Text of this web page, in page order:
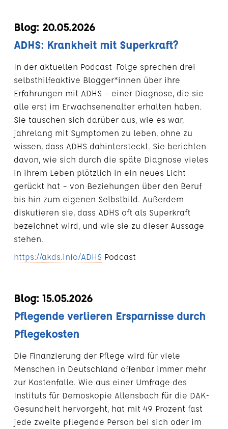
Blog: 20.05.2026
ADHS: Krankheit mit Superkraft?
In der aktuellen Podcast-Folge sprechen drei
selbsthilfeaktive Blogger*innen über ihre
Erfahrungen mit ADHS – einer Diagnose, die sie
alle erst im Erwachsenenalter erhalten haben.
Sie tauschen sich darüber aus, wie es war,
jahrelang mit Symptomen zu leben, ohne zu
wissen, dass ADHS dahintersteckt. Sie berichten
davon, wie sich durch die späte Diagnose vieles
in ihrem Leben plötzlich in ein neues Licht
gerückt hat – von Beziehungen über den Beruf
bis hin zum eigenen Selbstbild. Außerdem
diskutieren sie, dass ADHS oft als Superkraft
bezeichnet wird, und wie sie zu dieser Aussage
stehen.
https://akds.info/ADHS Podcast
Blog: 15.05.2026
Pflegende verlieren Ersparnisse durch
Pflegekosten
Die Finanzierung der Pflege wird für viele
Menschen in Deutschland offenbar immer mehr
zur Kostenfalle. Wie aus einer Umfrage des
Instituts für Demoskopie Allensbach für die DAK-
Gesundheit hervorgeht, hat mit 49 Prozent fast
jede zweite pflegende Person bei sich oder im